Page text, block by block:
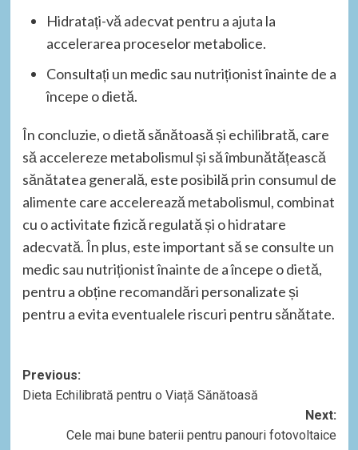
Hidratați-vă adecvat pentru a ajuta la
accelerarea proceselor metabolice.
Consultați un medic sau nutriționist înainte de a
începe o dietă.
În concluzie, o dietă sănătoasă și echilibrată, care
să accelereze metabolismul și să îmbunătățească
sănătatea generală, este posibilă prin consumul de
alimente care accelerează metabolismul, combinat
cu o activitate fizică regulată și o hidratare
adecvată. În plus, este important să se consulte un
medic sau nutriționist înainte de a începe o dietă,
pentru a obține recomandări personalizate și
pentru a evita eventualele riscuri pentru sănătate.
Post
navigation
Previous:
Dieta Echilibrată pentru o Viață Sănătoasă
Next:
Cele mai bune baterii pentru panouri fotovoltaice